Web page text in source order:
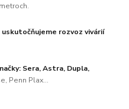
rozvoz vivárií
Sera, Astra, Dupla,
Penn Plax...